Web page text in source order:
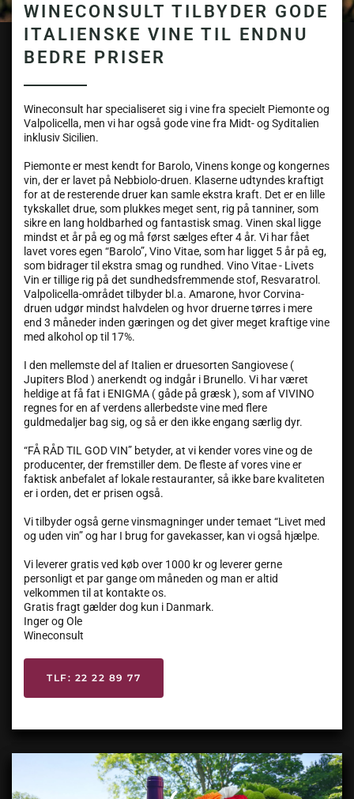
WINECONSULT TILBYDER GODE
ITALIENSKE VINE TIL ENDNU
BEDRE PRISER
Wineconsult har specialiseret sig i vine fra specielt Piemonte og
Valpolicella, men vi har også gode vine fra Midt- og Syditalien
inklusiv Sicilien.
Piemonte er mest kendt for Barolo, Vinens konge og kongernes
vin, der er lavet på Nebbiolo-druen. Klaserne udtyndes kraftigt
for at de resterende druer kan samle ekstra kraft. Det er en lille
tykskallet drue, som plukkes meget sent, rig på tanniner, som
sikre en lang holdbarhed og fantastisk smag. Vinen skal ligge
mindst et år på eg og må først sælges efter 4 år. Vi har fået
lavet vores egen “Barolo”, Vino Vitae, som har ligget 5 år på eg,
som bidrager til ekstra smag og rundhed. Vino Vitae - Livets
Vin er tillige rig på det sundhedsfremmende stof, Resvaratrol.
Valpolicella-området tilbyder bl.a. Amarone, hvor Corvina-
druen udgør mindst halvdelen og hvor druerne tørres i mere
end 3 måneder inden gæringen og det giver meget kraftige vine
med alkohol op til 17%.
I den mellemste del af Italien er druesorten Sangiovese (
Jupiters Blod ) anerkendt og indgår i Brunello. Vi har været
heldige at få fat i ENIGMA ( gåde på græsk ), som af VIVINO
regnes for en af verdens allerbedste vine med flere
guldmedaljer bag sig, og så er den ikke engang særlig dyr.
“FÅ RÅD TIL GOD VIN” betyder, at vi kender vores vine og de
producenter, der fremstiller dem. De fleste af vores vine er
faktisk anbefalet af lokale restauranter, så ikke bare kvaliteten
er i orden, det er prisen også.
Vi tilbyder også gerne vinsmagninger under temaet “Livet med
og uden vin” og har I brug for gavekasser, kan vi også hjælpe.
Vi leverer gratis ved køb over 1000 kr og leverer gerne
personligt et par gange om måneden og man er altid
velkommen til at kontakte os.
Gratis fragt gælder dog kun i Danmark.
Inger og Ole
Wineconsult
TLF: 22 22 89 77